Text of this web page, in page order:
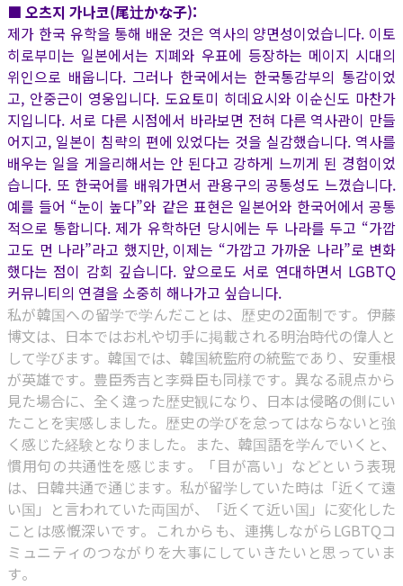
■ 오츠지 가나코(尾辻かな子):
제가 한국 유학을 통해 배운 것은 역사의 양면성이었습니다. 이토
히로부미는 일본에서는 지폐와 우표에 등장하는 메이지 시대의
위인으로 배웁니다. 그러나 한국에서는 한국통감부의 통감이었
고, 안중근이 영웅입니다. 도요토미 히데요시와 이순신도 마찬가
지입니다. 서로 다른 시점에서 바라보면 전혀 다른 역사관이 만들
어지고, 일본이 침략의 편에 있었다는 것을 실감했습니다. 역사를
배우는 일을 게을리해서는 안 된다고 강하게 느끼게 된 경험이었
습니다. 또 한국어를 배워가면서 관용구의 공통성도 느꼈습니다.
예를 들어 “눈이 높다”와 같은 표현은 일본어와 한국어에서 공통
적으로 통합니다. 제가 유학하던 당시에는 두 나라를 두고 “가깝
고도 먼 나라”라고 했지만, 이제는 “가깝고 가까운 나라”로 변화
했다는 점이 감회 깊습니다. 앞으로도 서로 연대하면서 LGBTQ
커뮤니티의 연결을 소중히 해나가고 싶습니다.
私が韓国への留学で学んだことは、歴史の2面制です。伊藤
博文は、日本ではお札や切手に掲載される明治時代の偉人と
して学びます。韓国では、韓国統監府の統監であり、安重根
が英雄です。豊臣秀吉と李舜臣も同様です。異なる視点から
見た場合に、全く違った歴史観になり、日本は侵略の側にい
たことを実感しました。歴史の学びを怠ってはならないと強
く感じた経験となりました。また、韓国語を学んでいくと、
慣用句の共通性を感じます。「目が高い」などという表現
は、日韓共通で通じます。私が留学していた時は「近くて遠
い国」と言われていた両国が、「近くて近い国」に変化した
ことは感慨深いです。これからも、連携しながらLGBTQコ
ミュニティのつながりを大事にしていきたいと思っていま
す。